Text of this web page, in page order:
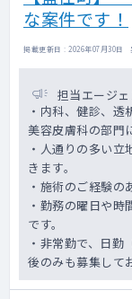
な案件です！
掲載更新日 : 2026年07月30日
担当エージェ
・内科、健診、透
美容皮膚科の部門
・人通りの多い
きます。
・施術のご経験の
・勤務の曜日や
です。
・非常勤で、日
後のみも募集して